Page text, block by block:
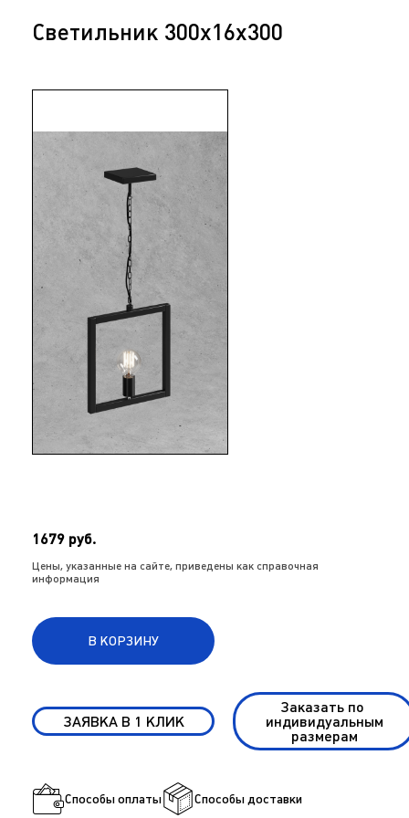
Светильник 300х16х300
1679 руб.
Цены, указанные на сайте, приведены как справочная
информация
В КОРЗИНУ
ЗАЯВКА В 1 КЛИК
Заказать по
индивидуальным
размерам
Способы оплаты Способы доставки